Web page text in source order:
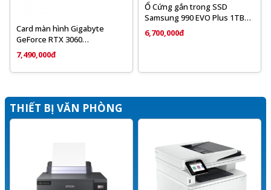
Card màn hình Gigabyte
GeForce RTX 3060
WINDFORCE OC 12GB
(N3060WF2OC -12GD)
7,490,000đ
Ổ Cứng gắn trong SSD
Samsung 990 EVO Plus 1TB
M.2 2280 PCIe 4.0 x4 NVMe 2.0
(MZ-V9S1T0BW)
6,700,000đ
THIẾT BỊ VĂN PHÒNG